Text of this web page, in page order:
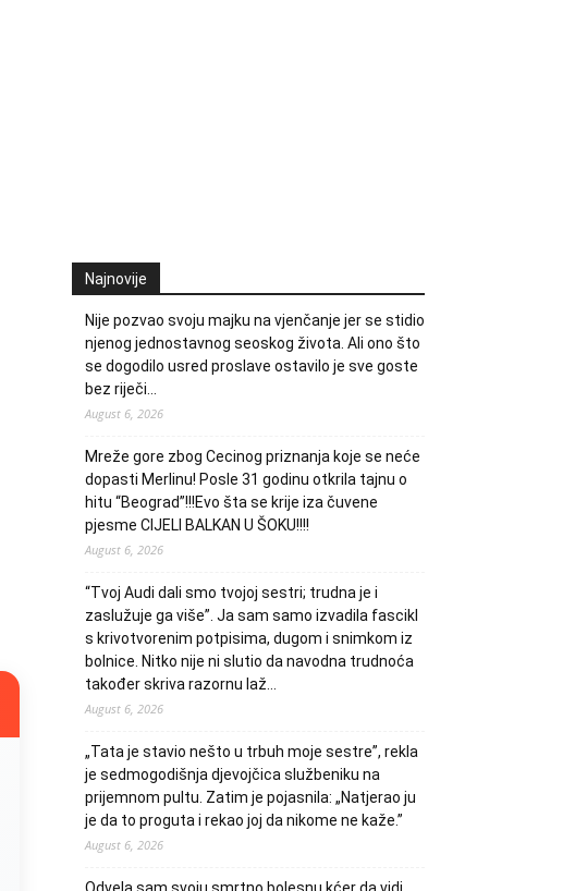
Najnovije
Nije pozvao svoju majku na vjenčanje jer se stidio
njenog jednostavnog seoskog života. Ali ono što
se dogodilo usred proslave ostavilo je sve goste
bez riječi…
August 6, 2026
Mreže gore zbog Cecinog priznanja koje se neće
dopasti Merlinu! Posle 31 godinu otkrila tajnu o
hitu “Beograd”!!!Evo šta se krije iza čuvene
pjesme CIJELI BALKAN U ŠOKU!!!!
August 6, 2026
“Tvoj Audi dali smo tvojoj sestri; trudna je i
zaslužuje ga više”. Ja sam samo izvadila fascikl
s krivotvorenim potpisima, dugom i snimkom iz
bolnice. Nitko nije ni slutio da navodna trudnoća
također skriva razornu laž…
August 6, 2026
„Tata je stavio nešto u trbuh moje sestre”, rekla
je sedmogodišnja djevojčica službeniku na
prijemnom pultu. Zatim je pojasnila: „Natjerao ju
je da to proguta i rekao joj da nikome ne kaže.”
August 6, 2026